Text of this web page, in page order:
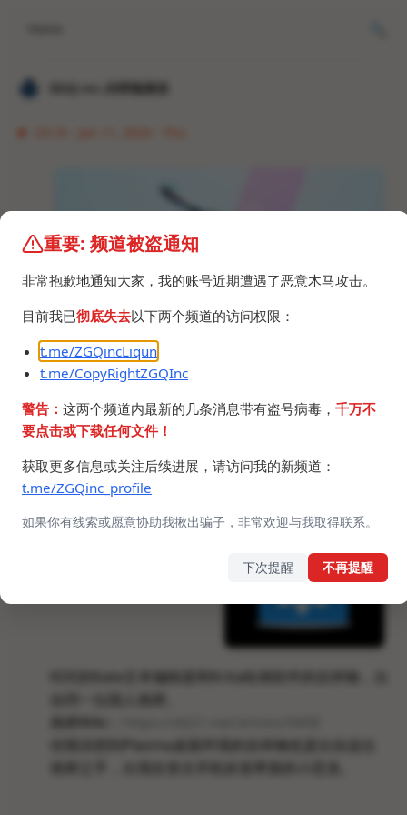
𝐙𝐆𝐐 ɪɴᴄ.的唠嗑频道
KDE的Kate文本编辑器和Krita绘画软件的吉祥物，出
重要: 频道被盗通知
非常抱歉地通知大家，我的账号近期遭遇了恶意木马攻击。
目前我已彻底失去以下两个频道的访问权限：
t.me/ZGQincLiqun
t.me/CopyRightZGQInc
警告： 这两个频道内最新的几条消息带有盗号病毒， 千万不
要点击或下载任何文件！
获取更多信息或关注后续进展，请访问我的新频道：
t.me/ZGQinc_profile
如果你有线索或愿意协助我揪出骗子，非常欢迎与我取得联系。
下次提醒 不再提醒